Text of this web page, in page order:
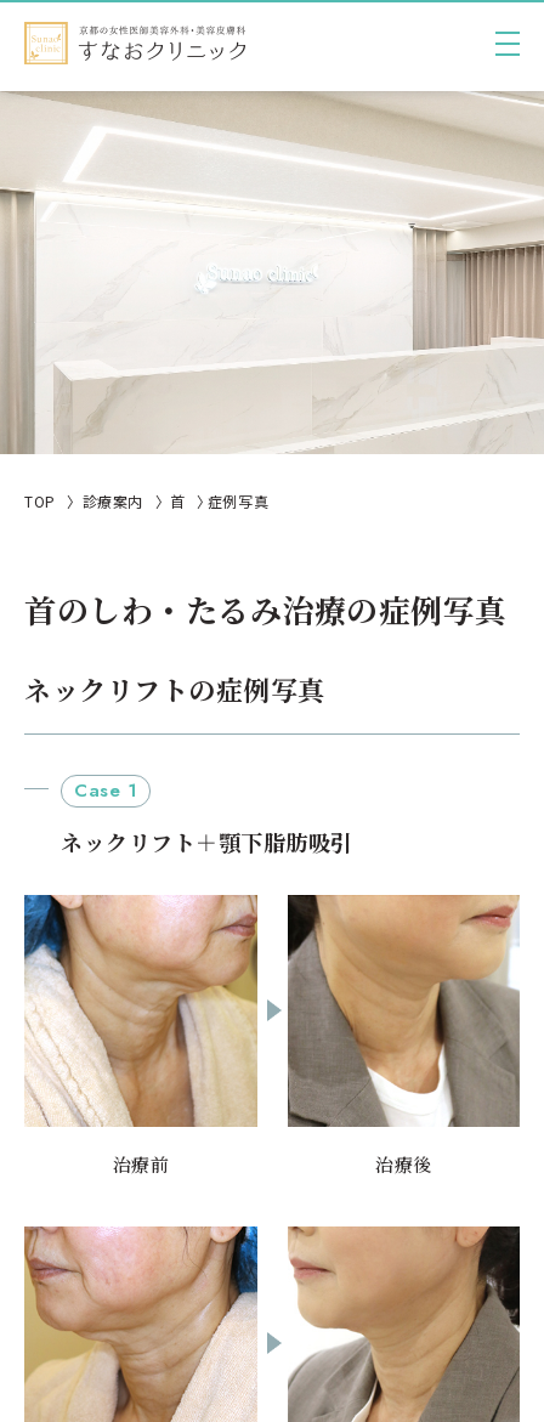
TOP 診療案内 首 症例写真
首のしわ・たるみ治療の症例写真
ネックリフトの症例写真
Case 1
ネックリフト＋顎下脂肪吸引
治療前 治療後